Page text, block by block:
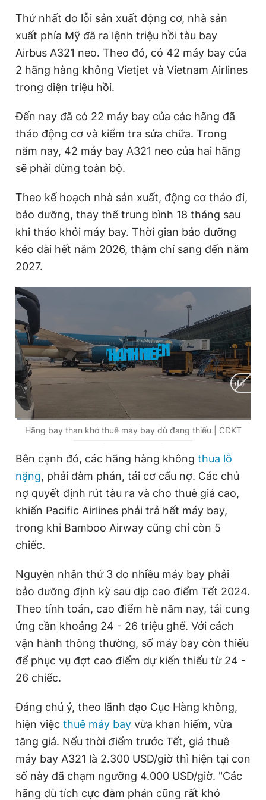
Giấy phép xuất bản số 110/GP - BTTTT cấp ngày 24.3.2020
© 2003-2026 Bản quyền thuộc về Báo Thanh Niên. Cấm sao
chép dưới mọi hình thức nếu không có sự chấp thuận bằng văn
bản. Phát triển bởi ePi Technologies, JSC.
Thứ nhất do lỗi sản xuất động cơ, nhà sản
xuất phía Mỹ đã ra lệnh triệu hồi tàu bay
Airbus A321 neo. Theo đó, có 42 máy bay của
2 hãng hàng không Vietjet và Vietnam Airlines
trong diện triệu hồi.
Đến nay đã có 22 máy bay của các hãng đã
tháo động cơ và kiểm tra sửa chữa. Trong
năm nay, 42 máy bay A321 neo của hai hãng
sẽ phải dừng toàn bộ.
Theo kế hoạch nhà sản xuất, động cơ tháo đi,
bảo dưỡng, thay thế trung bình 18 tháng sau
khi tháo khỏi máy bay. Thời gian bảo dưỡng
kéo dài hết năm 2026, thậm chí sang đến năm
2027.
C
r
r
e
n
i
m
e
0:01 / D
r
a
t
i
2:18
Hãng bay than khó thuê máy bay dù đang thiếu | CDKT
Bên cạnh đó, các hãng hàng không thua lỗ
nặng, phải đàm phán, tái cơ cấu nợ. Các chủ
nợ quyết định rút tàu ra và cho thuê giá cao,
khiến Pacific Airlines phải trả hết máy bay,
trong khi Bamboo Airway cũng chỉ còn 5
chiếc.
Nguyên nhân thứ 3 do nhiều máy bay phải
bảo dưỡng định kỳ sau dịp cao điểm Tết 2024.
Theo tính toán, cao điểm hè năm nay, tải cung
ứng cần khoảng 24 - 26 triệu ghế. Với cách
vận hành thông thường, số máy bay còn thiếu
để phục vụ đợt cao điểm dự kiến thiếu từ 24 -
26 chiếc.
Đáng chú ý, theo lãnh đạo Cục Hàng không,
hiện việc thuê máy bay vừa khan hiếm, vừa
tăng giá. Nếu thời điểm trước Tết, giá thuê
máy bay A321 là 2.300 USD/giờ thì hiện tại con
số này đã chạm ngưỡng 4.000 USD/giờ. "Các
hãng dù tích cực đàm phán cũng rất khó